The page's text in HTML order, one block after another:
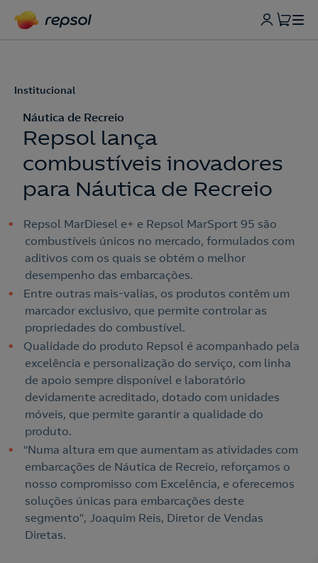
Nós ligamos!
Institucional
Náutica de Recreio
Repsol lança
combustíveis inovadores
para Náutica de Recreio
Repsol MarDiesel e+ e Repsol MarSport 95 são
combustíveis únicos no mercado, formulados com
aditivos com os quais se obtém o melhor
desempenho das embarcações.
Entre outras mais-valias, os produtos contêm um
marcador exclusivo, que permite controlar as
propriedades do combustível.
Qualidade do produto Repsol é acompanhado pela
excelência e personalização do serviço, com linha
de apoio sempre disponível e laboratório
devidamente acreditado, dotado com unidades
móveis, que permite garantir a qualidade do
produto.
“Numa altura em que aumentam as atividades com
embarcações de Náutica de Recreio, reforçamos o
nosso compromisso com Excelência, e oferecemos
soluções únicas para embarcações deste
segmento”, Joaquim Reis, Diretor de Vendas
Diretas.